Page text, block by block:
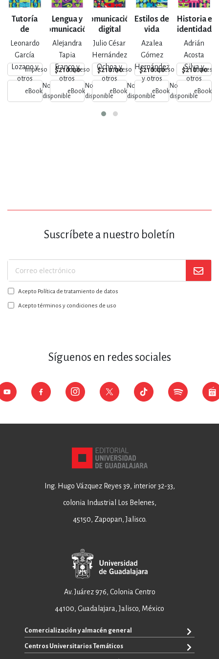
Tutoría
de
ingreso I
Leonardo
García
Lozano y
otros
Impreso $210.00
eBook
No
disponible
Lengua y
comunicación
Alejandra
Tapia
Franco y
otros
Impreso $210.00
eBook
No
disponible
Comunicación
digital
Julio César
Hernández
Ochoa y
otros
Impreso $210.00
eBook
No
disponible
Estilos de
vida
saludable
Azalea
Gómez
Hernández
y otros
Impreso $210.00
eBook
No
disponible
Historia e
identidad
universitaria
Adrián
Acosta
Silva y
otros
Impreso
eBook
Suscríbete a nuestro boletín
Suscríbase
a
nuestro
boletín:
Acepto Política de tratamiento de datos
Acepto términos y condiciones de uso
Síguenos en redes sociales
Ing. Hugo Vázquez Reyes 39, interior 32-33,
colonia Industrial Los Belenes,
45150, Zapopan, Jalisco.
Av. Juárez 976, Colonia Centro
44100, Guadalajara, Jalisco, México
Comercialización y almacén general
+52 33 3640 6326
Centros Universitarios Temáticos